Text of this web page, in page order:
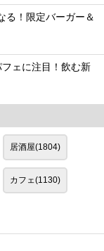
る！限定バーガー＆
ェに注目！飲む新
居酒屋(1804)
カフェ(1130)